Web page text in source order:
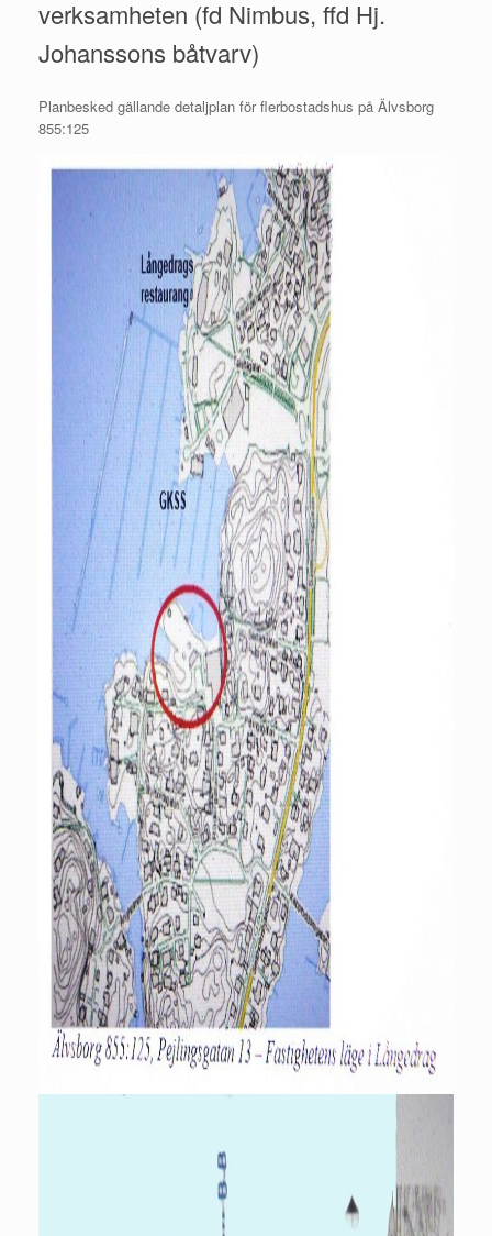
verksamheten (fd Nimbus, ffd Hj.
Johanssons båtvarv)
Planbesked gällande detaljplan för flerbostadshus på Älvsborg
855:125